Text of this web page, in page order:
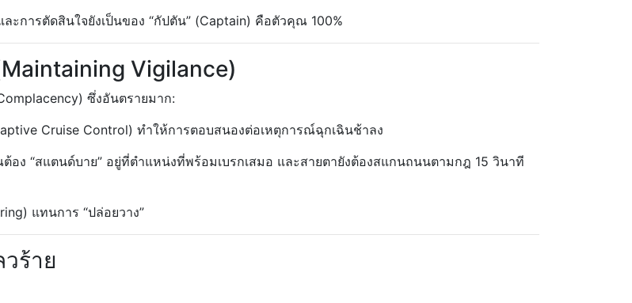
ะการตัดสินใจยังเป็นของ “กัปตัน” (Captain) คือตัวคุณ 100%
Vigilance)
ซึ่งอันตรายมาก:
Cruise Control) ทำให้การตอบสนองต่อเหตุการณ์ฉุกเฉินช้าลง
อง “สแตนด์บาย” อยู่ที่ตำแหน่งที่พร้อมเบรกเสมอ และสายตายังต้องสแกนถนนตามกฎ 15 วินาที
แทนการ “ปล่อยวาง”
ร้าย